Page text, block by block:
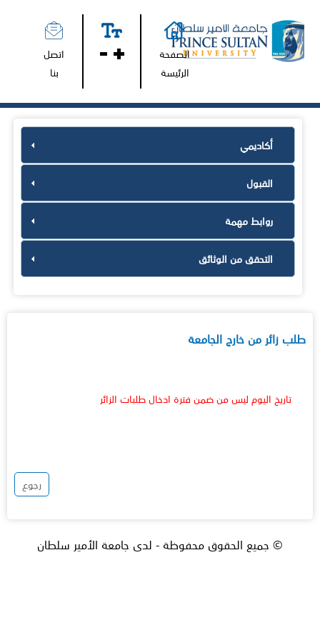
الصفحة
الرئيسة
اتصل
بنا
أكاديمي
القبول
روابط مهمة
التحقق من الوثائق
طلب زائر من خارج الجامعة
تاريخ اليوم ليس من ضمن فترة ادخال طلبات الزائر
رجوع
© جميع الحقوق محفوظة - لدى جامعة الأمير سلطان